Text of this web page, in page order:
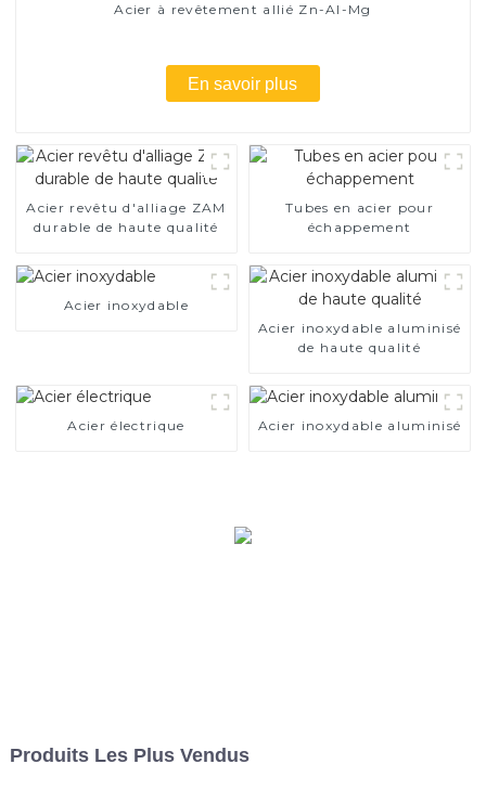
Acier à revêtement allié Zn-Al-Mg
En savoir plus
Acier revêtu d'alliage ZAM
durable de haute qualité
Tubes en acier pour
échappement
Acier inoxydable
Acier inoxydable aluminisé
de haute qualité
Acier électrique Acier inoxydable aluminisé
Produits Les Plus Vendus